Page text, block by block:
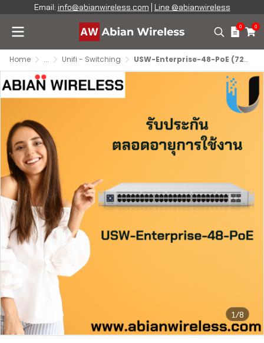
Email: info@abianwireless.com Line @abianwireless
0 0
Home ... Unifi - Switching USW-Enterprise-48-PoE (720W) : A 48-port, Layer 3 switch with 2.5 GbE PoE+ output
1/8